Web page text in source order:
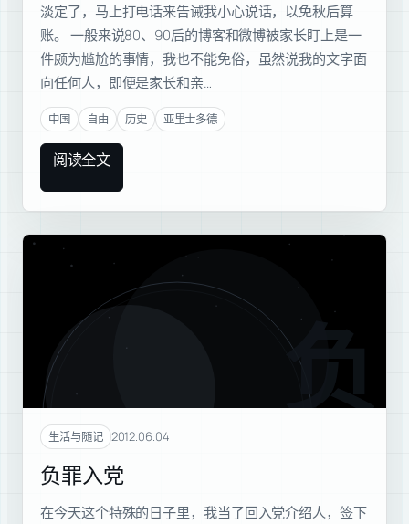
淡定了，马上打电话来告诫我小心说话，以免秋后算
账。 一般来说80、90后的博客和微博被家长盯上是一
件颇为尴尬的事情，我也不能免俗，虽然说我的文字面
向任何人，即便是家长和亲…
中国 自由 历史 亚里士多德
阅读全文
负罪
生活与随记 2012.06.04
负罪入党
在今天这个特殊的日子里，我当了回入党介绍人，签下